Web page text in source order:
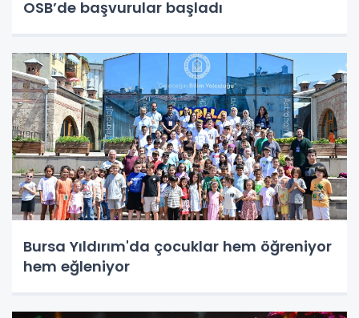
OSB’de başvurular başladı
Bursa Yıldırım'da çocuklar hem öğreniyor
hem eğleniyor